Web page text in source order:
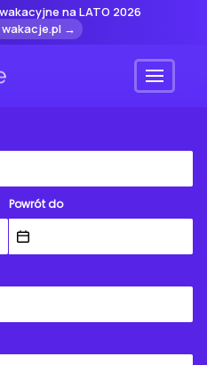
na LATO 2026
wakacje.pl →
Menu
Powrót do